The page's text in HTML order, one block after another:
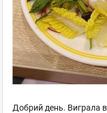
Добрий день. Виграла